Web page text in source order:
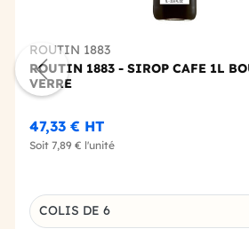
ROUTIN 1883
ROUTIN 1883 - SIROP CAFE 1L
VERRE
47,33 € HT
Soit 7,89 € l'unité
Choisissez une déclinaison
COLIS DE 6